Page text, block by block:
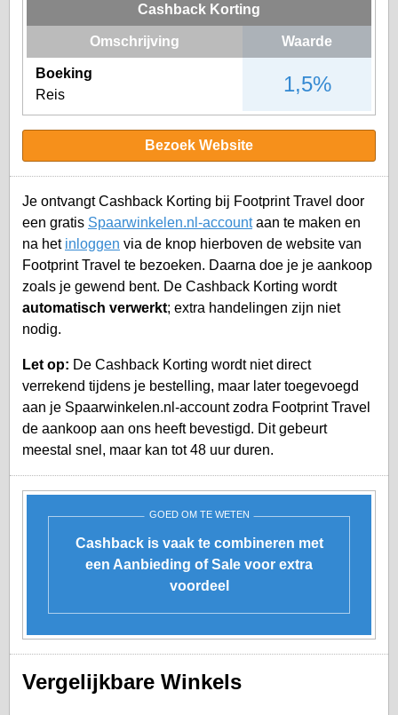
Cashback Korting
Omschrijving Waarde
Boeking
Reis
1,5%
Bezoek Website
Je ontvangt Cashback Korting bij Footprint Travel door
een gratis Spaarwinkelen.nl-accountaan te maken en
na het inloggen via de knop hierboven de website van
Footprint Travel te bezoeken. Daarna doe je je aankoop
zoals je gewend bent. De Cashback Korting wordt
automatisch verwerkt; extra handelingen zijn niet
nodig.
Let op: De Cashback Korting wordt niet direct
verrekend tijdens je bestelling, maar later toegevoegd
aan je Spaarwinkelen.nl-accountzodra Footprint Travel
de aankoop aan ons heeft bevestigd. Dit gebeurt
meestal snel, maar kan tot 48 uur duren.
GOED OM TE WETEN
Cashback is vaak te combineren met
een Aanbieding of Sale voor extra
voordeel
Vergelijkbare Winkels